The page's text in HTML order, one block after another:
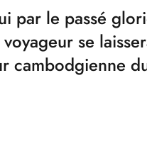
par le passé
se
cambodgienne